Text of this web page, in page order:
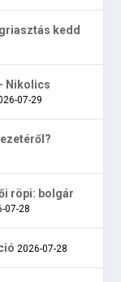
kedd
Nikolics
07-29
röpi: bolgár
07-28
2026-07-28